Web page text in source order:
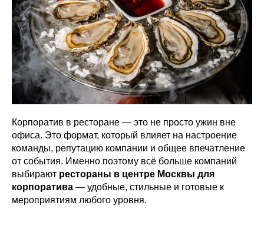
Корпоратив в ресторане — это не просто ужин вне
офиса. Это формат, который влияет на настроение
команды, репутацию компании и общее впечатление
от события. Именно поэтому всё больше компаний
выбирают рестораны в центре Москвы для
корпоратива — удобные, стильные и готовые к
мероприятиям любого уровня.